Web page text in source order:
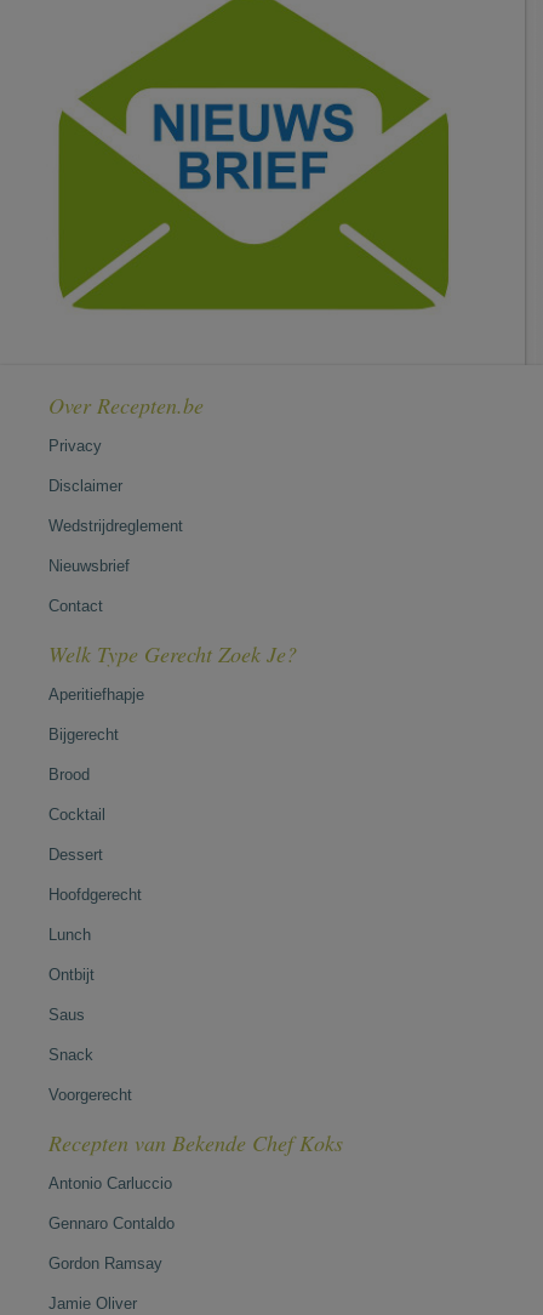
Over Recepten.be
Privacy
Disclaimer
Wedstrijdreglement
Nieuwsbrief
Contact
Welk Type Gerecht Zoek Je?
Aperitiefhapje
Bijgerecht
Brood
Cocktail
Dessert
Hoofdgerecht
Lunch
Ontbijt
Saus
Snack
Voorgerecht
Recepten van Bekende Chef Koks
Antonio Carluccio
Gennaro Contaldo
Gordon Ramsay
Jamie Oliver